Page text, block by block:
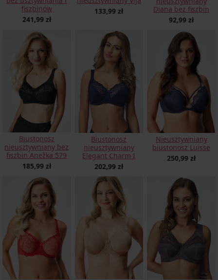
fiszbinów
241,99 zł
133,99 zł
Diana bez fiszbin
92,99 zł
Biustonosz
nieusztywniany bez
fiszbin Anežka 579
185,99 zł
Biustonosz
nieusztywniany
Elegant Charm I
202,99 zł
Nieusztywniany
biustonosz Luisse
250,99 zł